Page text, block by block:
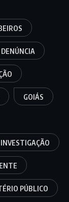
DENÚNCIA
GOIÁS
INVESTIGAÇÃO
PÚBLICO